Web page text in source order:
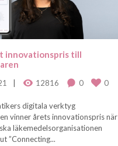
innovationspris till
12816 0 0
digitala verktyg
vinner årets innovationspris när
läkemedelsorganisationen
”Connecting...